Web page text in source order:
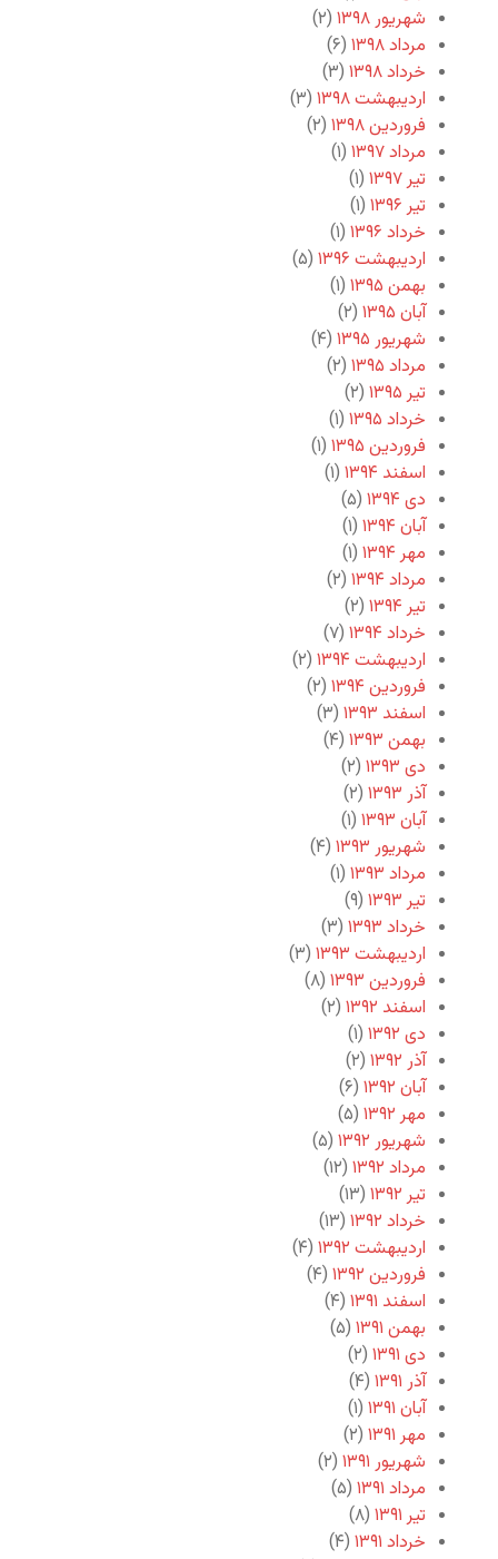
شهریور ۱۳۹۸
(۲)
مرداد ۱۳۹۸
(۶)
خرداد ۱۳۹۸
(۳)
اردیبهشت ۱۳۹۸
(۳)
فروردین ۱۳۹۸
(۲)
مرداد ۱۳۹۷
(۱)
تیر ۱۳۹۷
(۱)
تیر ۱۳۹۶
(۱)
خرداد ۱۳۹۶
(۱)
اردیبهشت ۱۳۹۶
(۵)
بهمن ۱۳۹۵
(۱)
آبان ۱۳۹۵
(۲)
شهریور ۱۳۹۵
(۴)
مرداد ۱۳۹۵
(۲)
تیر ۱۳۹۵
(۲)
خرداد ۱۳۹۵
(۱)
فروردین ۱۳۹۵
(۱)
اسفند ۱۳۹۴
(۱)
دی ۱۳۹۴
(۵)
آبان ۱۳۹۴
(۱)
مهر ۱۳۹۴
(۱)
مرداد ۱۳۹۴
(۲)
تیر ۱۳۹۴
(۲)
خرداد ۱۳۹۴
(۷)
اردیبهشت ۱۳۹۴
(۲)
فروردین ۱۳۹۴
(۲)
اسفند ۱۳۹۳
(۳)
بهمن ۱۳۹۳
(۴)
دی ۱۳۹۳
(۲)
آذر ۱۳۹۳
(۲)
آبان ۱۳۹۳
(۱)
شهریور ۱۳۹۳
(۴)
مرداد ۱۳۹۳
(۱)
تیر ۱۳۹۳
(۹)
خرداد ۱۳۹۳
(۳)
اردیبهشت ۱۳۹۳
(۳)
فروردین ۱۳۹۳
(۸)
اسفند ۱۳۹۲
(۲)
دی ۱۳۹۲
(۱)
آذر ۱۳۹۲
(۲)
آبان ۱۳۹۲
(۶)
مهر ۱۳۹۲
(۵)
شهریور ۱۳۹۲
(۵)
مرداد ۱۳۹۲
(۱۲)
تیر ۱۳۹۲
(۱۳)
خرداد ۱۳۹۲
(۱۳)
اردیبهشت ۱۳۹۲
(۴)
فروردین ۱۳۹۲
(۴)
اسفند ۱۳۹۱
(۴)
بهمن ۱۳۹۱
(۵)
دی ۱۳۹۱
(۲)
آذر ۱۳۹۱
(۴)
آبان ۱۳۹۱
(۱)
مهر ۱۳۹۱
(۲)
شهریور ۱۳۹۱
(۲)
مرداد ۱۳۹۱
(۵)
تیر ۱۳۹۱
(۸)
خرداد ۱۳۹۱
(۴)